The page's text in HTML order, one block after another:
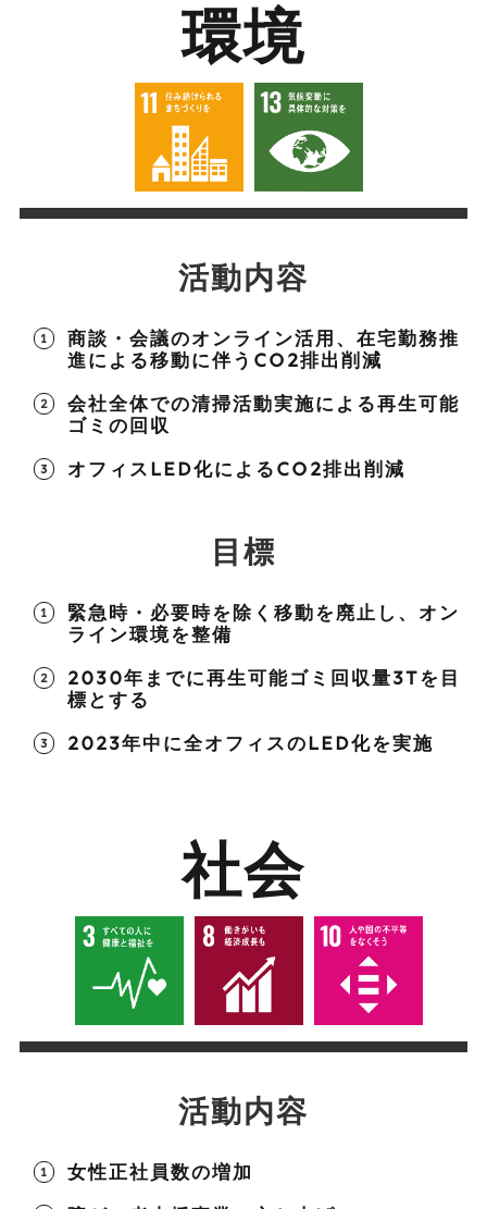
環境
活動内容
商談・会議のオンライン活用、在宅勤務推
進による移動に伴うCO2排出削減
会社全体での清掃活動実施による再生可能
ゴミの回収
オフィスLED化によるCO2排出削減
目標
緊急時・必要時を除く移動を廃止し、オン
ライン環境を整備
2030年までに再生可能ゴミ回収量3tを目
標とする
2023年中に全オフィスのLED化を実施
社会
活動内容
女性正社員数の増加